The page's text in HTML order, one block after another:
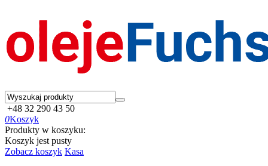
+48 32 290 43 50
0Koszyk
Produkty w koszyku:
Koszyk jest pusty
Zobacz koszyk Kasa